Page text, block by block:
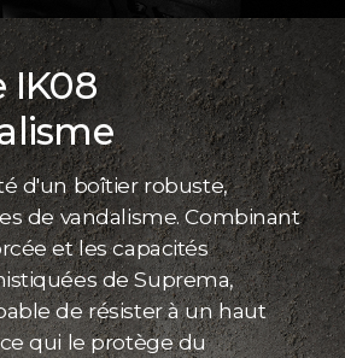
IK08
d'un boîtier robuste,
de vandalisme. Combinant
et les capacités
de Suprema,
de résister à un haut
qui le protège du